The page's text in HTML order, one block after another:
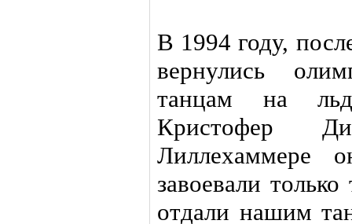
В 1994 году,
вернулись
танцам на
Кристофер
Лиллехаммере
завоевали
отдали нашим